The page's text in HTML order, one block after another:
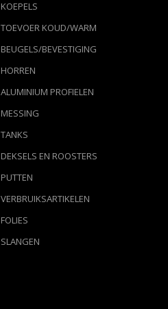
KOEPELS
TOEVOER KOUD/WARM
BEUGELS/BEVESTIGING
HORREN
ALUMINIUM PROFIELEN
MESSING
TANKS
DEKSELS EN ROOSTERS
PUTTEN
VERBRUIKSARTIKELEN
FOLIES
SLANGEN